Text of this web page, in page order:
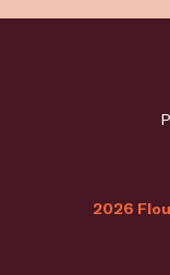
2026 Flou